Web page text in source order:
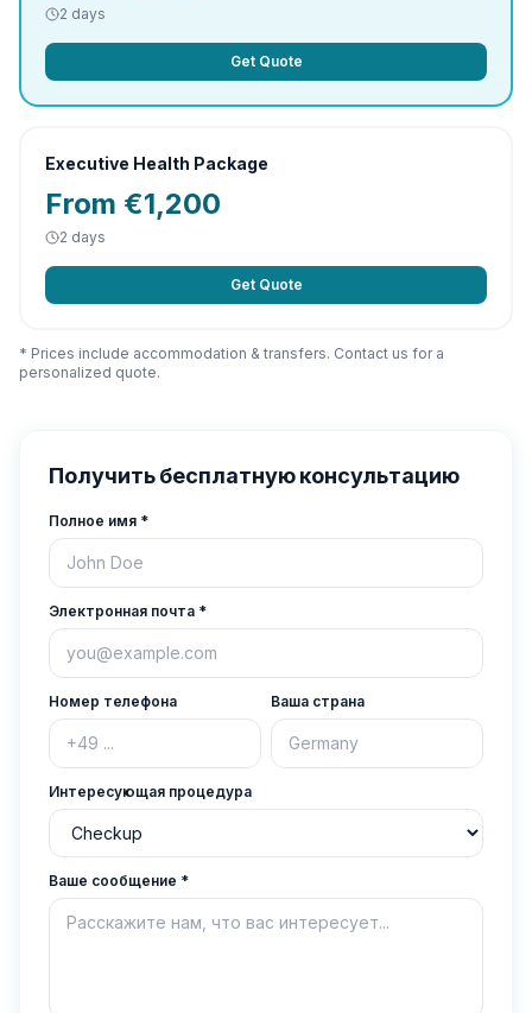
2 days
Get Quote
Executive Health Package
From €1,200
2 days
Get Quote
* Prices include accommodation & transfers. Contact us for a
personalized quote.
Получить бесплатную консультацию
Полное имя *
Электронная почта *
Номер телефона Ваша страна
Интересующая процедура
Ваше сообщение *